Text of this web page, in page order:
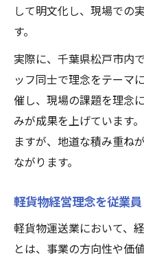
して明文化し、現場での
す。
実際に、千葉県松戸市内
ッフ同士で理念をテーマ
催し、現場の課題を理念
みが成果を上げています
ますが、地道な積み重ね
ながります。
軽貨物経営理念を従業
軽貨物運送業において、
とは、事業の方向性や価